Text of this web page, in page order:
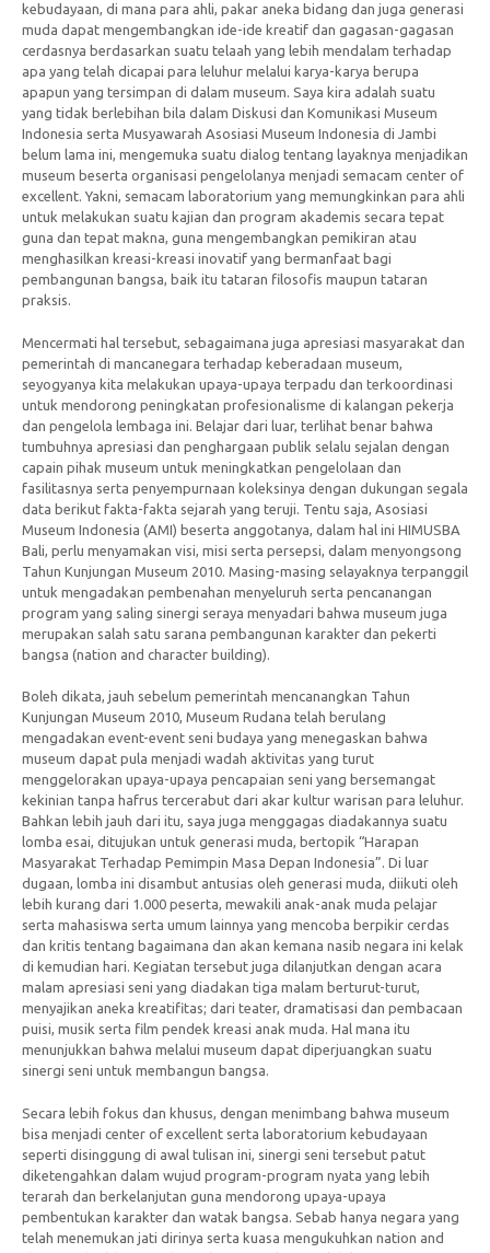
kebudayaan, di mana para ahli, pakar aneka bidang dan juga generasi
muda dapat mengembangkan ide-ide kreatif dan gagasan-gagasan
cerdasnya berdasarkan suatu telaah yang lebih mendalam terhadap
apa yang telah dicapai para leluhur melalui karya-karya berupa
apapun yang tersimpan di dalam museum. Saya kira adalah suatu
yang tidak berlebihan bila dalam Diskusi dan Komunikasi Museum
Indonesia serta Musyawarah Asosiasi Museum Indonesia di Jambi
belum lama ini, mengemuka suatu dialog tentang layaknya menjadikan
museum beserta organisasi pengelolanya menjadi semacam center of
excellent. Yakni, semacam laboratorium yang memungkinkan para ahli
untuk melakukan suatu kajian dan program akademis secara tepat
guna dan tepat makna, guna mengembangkan pemikiran atau
menghasilkan kreasi-kreasi inovatif yang bermanfaat bagi
pembangunan bangsa, baik itu tataran filosofis maupun tataran
praksis.
Mencermati hal tersebut, sebagaimana juga apresiasi masyarakat dan
pemerintah di mancanegara terhadap keberadaan museum,
seyogyanya kita melakukan upaya-upaya terpadu dan terkoordinasi
untuk mendorong peningkatan profesionalisme di kalangan pekerja
dan pengelola lembaga ini. Belajar dari luar, terlihat benar bahwa
tumbuhnya apresiasi dan penghargaan publik selalu sejalan dengan
capain pihak museum untuk meningkatkan pengelolaan dan
fasilitasnya serta penyempurnaan koleksinya dengan dukungan segala
data berikut fakta-fakta sejarah yang teruji. Tentu saja, Asosiasi
Museum Indonesia (AMI) beserta anggotanya, dalam hal ini HIMUSBA
Bali, perlu menyamakan visi, misi serta persepsi, dalam menyongsong
Tahun Kunjungan Museum 2010. Masing-masing selayaknya terpanggil
untuk mengadakan pembenahan menyeluruh serta pencanangan
program yang saling sinergi seraya menyadari bahwa museum juga
merupakan salah satu sarana pembangunan karakter dan pekerti
bangsa (nation and character building).
Boleh dikata, jauh sebelum pemerintah mencanangkan Tahun
Kunjungan Museum 2010, Museum Rudana telah berulang
mengadakan event-event seni budaya yang menegaskan bahwa
museum dapat pula menjadi wadah aktivitas yang turut
menggelorakan upaya-upaya pencapaian seni yang bersemangat
kekinian tanpa hafrus tercerabut dari akar kultur warisan para leluhur.
Bahkan lebih jauh dari itu, saya juga menggagas diadakannya suatu
lomba esai, ditujukan untuk generasi muda, bertopik “Harapan
Masyarakat Terhadap Pemimpin Masa Depan Indonesia”. Di luar
dugaan, lomba ini disambut antusias oleh generasi muda, diikuti oleh
lebih kurang dari 1.000 peserta, mewakili anak-anak muda pelajar
serta mahasiswa serta umum lainnya yang mencoba berpikir cerdas
dan kritis tentang bagaimana dan akan kemana nasib negara ini kelak
di kemudian hari. Kegiatan tersebut juga dilanjutkan dengan acara
malam apresiasi seni yang diadakan tiga malam berturut-turut,
menyajikan aneka kreatifitas; dari teater, dramatisasi dan pembacaan
puisi, musik serta film pendek kreasi anak muda. Hal mana itu
menunjukkan bahwa melalui museum dapat diperjuangkan suatu
sinergi seni untuk membangun bangsa.
Secara lebih fokus dan khusus, dengan menimbang bahwa museum
bisa menjadi center of excellent serta laboratorium kebudayaan
seperti disinggung di awal tulisan ini, sinergi seni tersebut patut
diketengahkan dalam wujud program-program nyata yang lebih
terarah dan berkelanjutan guna mendorong upaya-upaya
pembentukan karakter dan watak bangsa. Sebab hanya negara yang
telah menemukan jati dirinya serta kuasa mengukuhkan nation and